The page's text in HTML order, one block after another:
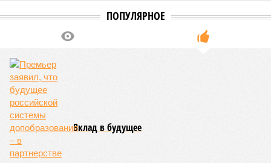
великой суши, продолжавшегося с 1928-го. Но всё
обратилось катастрофой. Снег растаял, устремился в реки,
начался небывалый паводок, быстро обернувшийся
страшным наводнением, которое обильные весенние ливни
только усугубили. К июню всё это преобразовалось в
массовый потоп, в июле же Китай в дополнение накрыло
сразу девятью циклонами. Последствия оказались
невообразимыми: наводнение погребло под собой
территорию в 180 тыс. квадратных километров, что равно
по площади Карелии, шести Курским или Калужским
областям, десятку Чуваший.